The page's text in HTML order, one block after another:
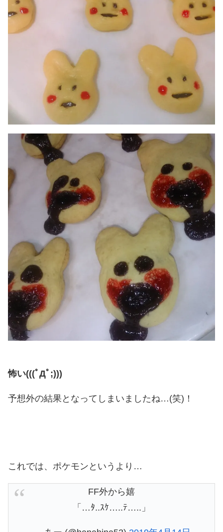
怖い(((ﾟДﾟ;)))
予想外の結果となってしまいましたね…(笑)！
これでは、ポケモンというより…
FF外から嬉
「…ﾀ..ｽｹ…..ﾃ…..」